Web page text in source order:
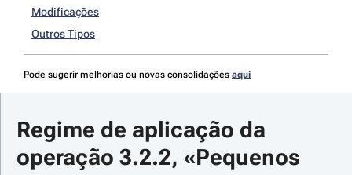
Modificações
Outros Tipos
Pode sugerir melhorias ou novas consolidações aqui
Regime de aplicação da
operação 3.2.2, «Pequenos